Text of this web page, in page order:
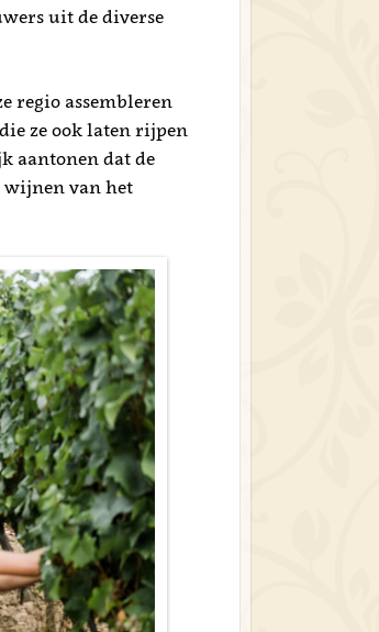
uit de diverse
regio assembleren
ze ook laten rijpen
aantonen dat de
wijnen van het